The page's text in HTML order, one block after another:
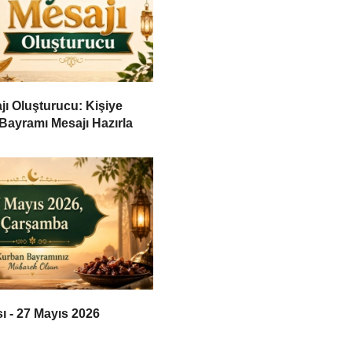
Oluşturucu: Kişiye
Mesajı Hazırla
- 27 Mayıs 2026